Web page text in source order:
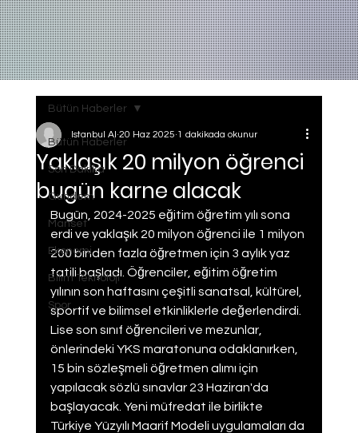
Bütün Haberler
Son Dakika
Gundem
Manset
Ekonomi
Bilim Teknoloji
Spor
Bütün Haberler
Yaklaşık 20 milyon öğrenci
bugün karne alacak
Istanbul AI 20 Haz 2025 1 dakikada okunur
Bugün, 2024-2025 eğitim öğretim yılı sona
erdi ve yaklaşık 20 milyon öğrenci ile 1 milyon
200 binden fazla öğretmen için 3 aylık yaz
tatili başladı. Öğrenciler, eğitim öğretim
yılının son haftasını çeşitli sanatsal, kültürel,
sportif ve bilimsel etkinliklerle değerlendirdi.
Lise son sınıf öğrencileri ve mezunlar,
önlerindeki YKS maratonuna odaklanırken,
15 bin sözleşmeli öğretmen alımı için
yapılacak sözlü sınavlar 23 Haziran'da
başlayacak. Yeni müfredat ile birlikte
Türkiye Yüzyılı Maarif Modeli uygulamaları da